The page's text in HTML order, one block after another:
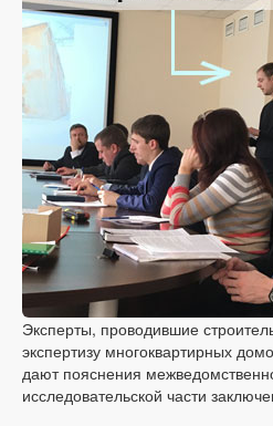
Эксперты, проводившие
экспертизу многоквартирных
дают пояснения
исследовательской части